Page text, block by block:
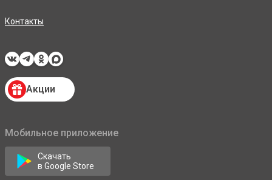
Контакты
Акции
Мобильное приложение
Скачать
в Google Store